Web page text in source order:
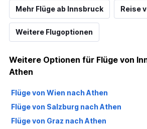
Mehr Flüge ab Innsbruck Reise
Weitere Flugoptionen
Weitere Optionen für Flüge von
Athen
Flüge von Wien nach Athen
Flüge von Salzburg nach Athen
Flüge von Graz nach Athen